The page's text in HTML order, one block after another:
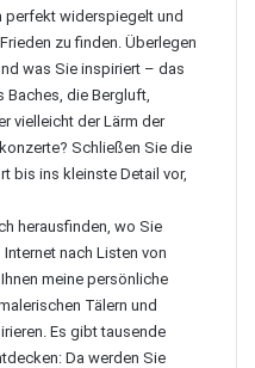
perfekt widerspiegelt und
zu finden. Überlegen
was Sie inspiriert – das
Baches, die Bergluft,
vielleicht der Lärm der
Schließen Sie die
bis ins kleinste Detail vor,
herausfinden, wo Sie
nach Listen von
meine persönliche
Tälern und
Es gibt tausende
Da werden Sie